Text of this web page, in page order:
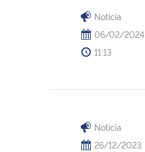
Notícia
06/02/2024
11:13
Notícia
26/12/2023